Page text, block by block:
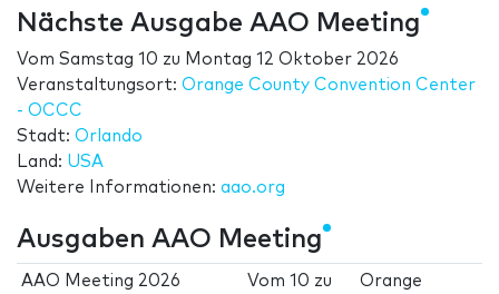
Nächste Ausgabe AAO Meeting
Vom Samstag 10 zu Montag 12 Oktober 2026
Veranstaltungsort: Orange County Convention Center
- OCCC
Stadt: Orlando
Land: USA
Weitere Informationen: aao.org
Ausgaben AAO Meeting
AAO Meeting 2026 Vom10 zu
Orange